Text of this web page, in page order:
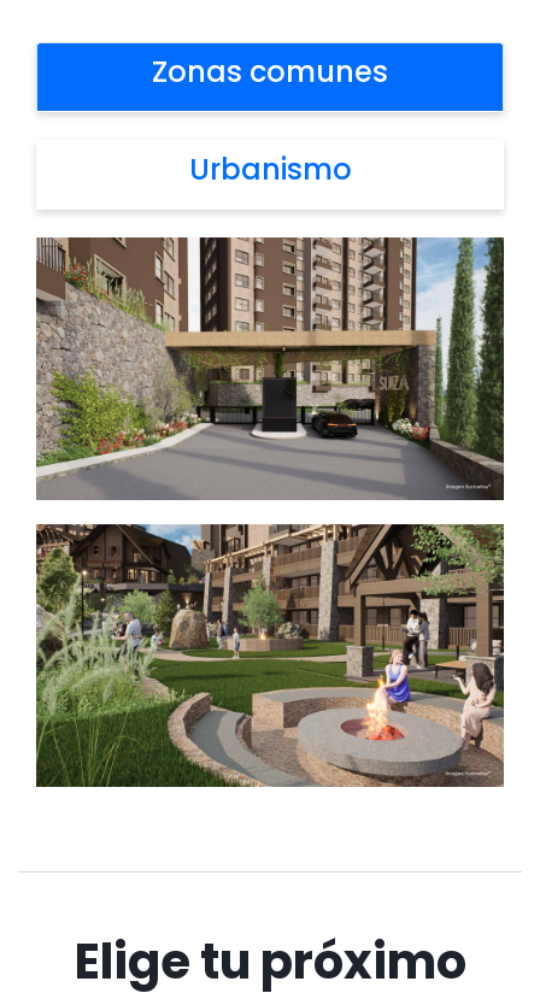
Zonas comunes
Urbanismo
Elige tu próximo